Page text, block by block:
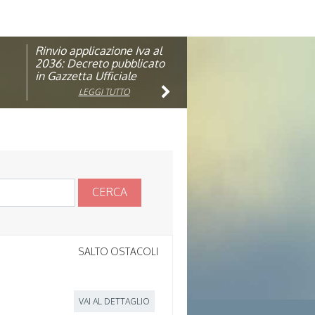
Rinvio applicazione Iva al
2036: Decreto pubblicato
in Gazzetta Ufficiale
LEGGI TUTTO
Visita veterinaria annuale
LEGGI TUTTO
CERCA
SALTO OSTACOLI
VAI AL DETTAGLIO